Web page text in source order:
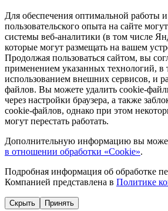
Для обеспечения оптимальной работы
пользовательского опыта на сайте
системы веб-аналитики (в том числе
которые могут размещать на вашем
Продолжая пользоваться сайтом, вы
применением указанных технологий, в
использованием внешних сервисов, и
файлов. Вы можете удалить cookie-
через настройки браузера, а также
cookie-файлов, однако при этом
могут перестать работать.
Дополнительную информацию вы
в отношении обработки «Cookie».
Подробная информация об обработке
Компанией представлена в Политике
Скрыть Принять